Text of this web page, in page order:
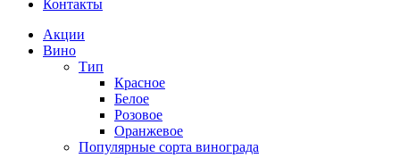
Контакты
Акции
Вино
Тип
Красное
Белое
Розовое
Оранжевое
Популярные сорта винограда